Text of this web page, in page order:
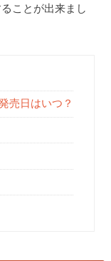
ことが出来まし
売日はいつ？